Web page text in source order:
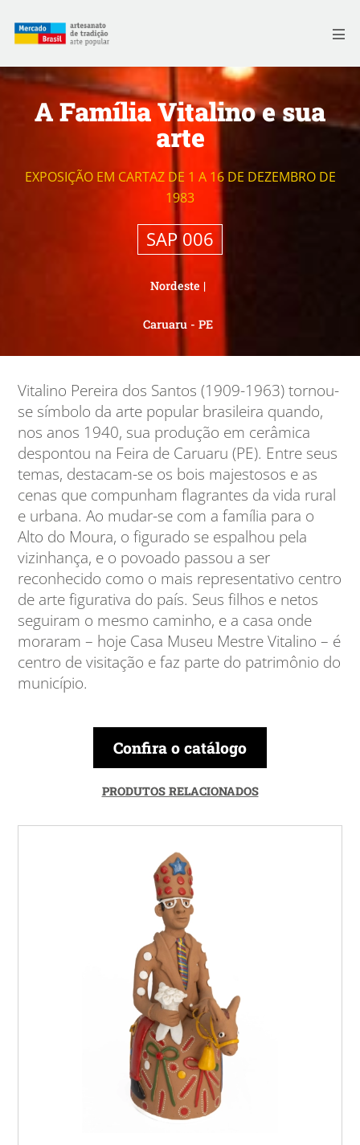
A Família Vitalino e sua
arte
EXPOSIÇÃO EM CARTAZ DE 1 A 16 DE DEZEMBRO DE
1983
SAP 006
Nordeste |
Caruaru - PE
Vitalino Pereira dos Santos (1909-1963) tornou-
se símbolo da arte popular brasileira quando,
nos anos 1940, sua produção em cerâmica
despontou na Feira de Caruaru (PE). Entre seus
temas, destacam-se os bois majestosos e as
cenas que compunham flagrantes da vida rural
e urbana. Ao mudar-se com a família para o
Alto do Moura, o figurado se espalhou pela
vizinhança, e o povoado passou a ser
reconhecido como o mais representativo centro
de arte figurativa do país. Seus filhos e netos
seguiram o mesmo caminho, e a casa onde
moraram – hoje Casa Museu Mestre Vitalino – é
centro de visitação e faz parte do patrimônio do
município.
Confira o catálogo
PRODUTOS RELACIONADOS